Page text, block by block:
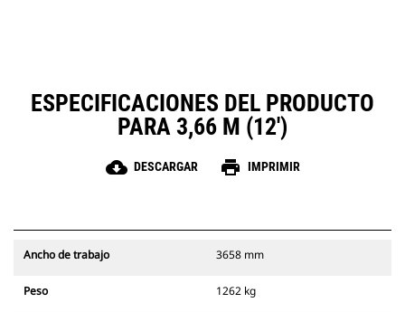
ESPECIFICACIONES DEL PRODUCTO
PARA 3,66 M (12')
cloud_download DESCARGAR print IMPRIMIR
Ancho de trabajo 3658 mm
Peso 1262 kg